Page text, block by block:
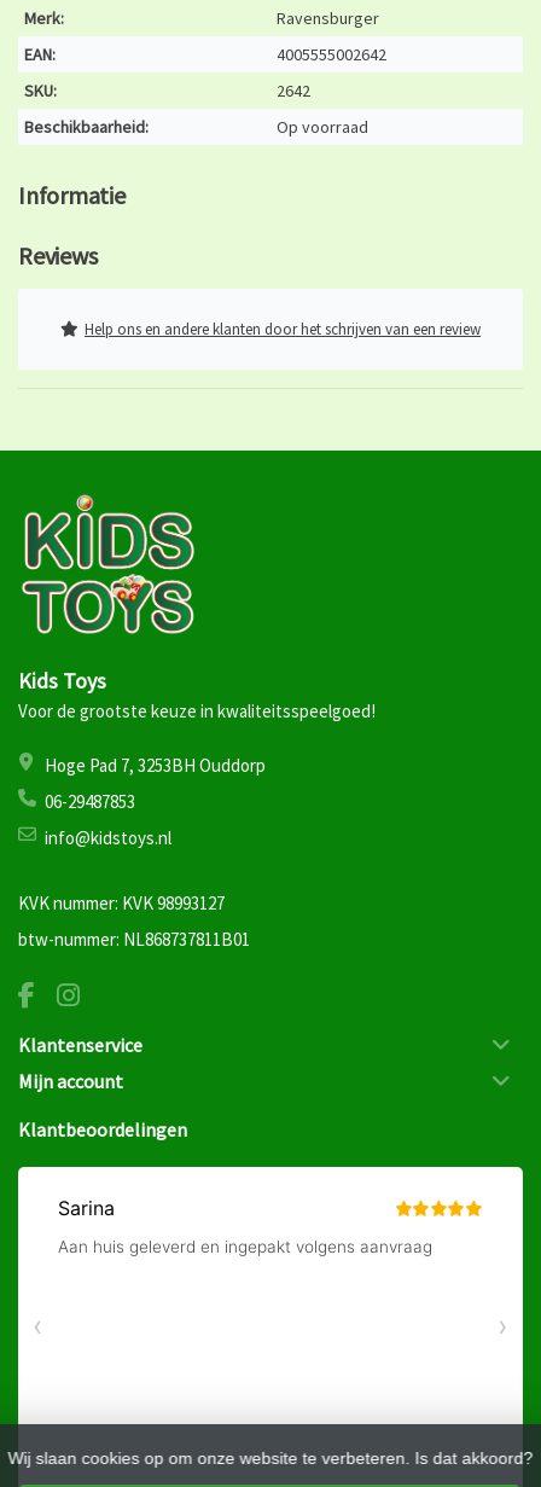
Wij slaan cookies op om onze website te verbeteren. Is dat akkoord?
Merk:
Ravensburger
EAN:
4005555002642
SKU:
2642
Beschikbaarheid:
Op voorraad
Informatie
Reviews
Help ons en andere klanten door het schrijven van een review
Kids Toys
Voor de grootste keuze in kwaliteitsspeelgoed!
Hoge Pad 7, 3253BH Ouddorp
06-29487853
info@kidstoys.nl
KVK nummer: KVK 98993127
btw-nummer: NL868737811B01
Klantenservice
Mijn account
Klantbeoordelingen